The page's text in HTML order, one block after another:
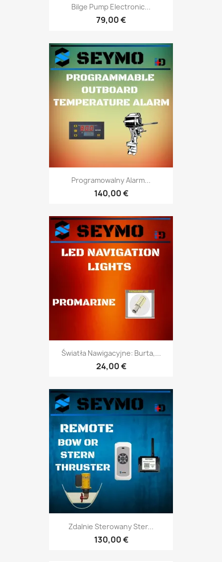
Bilge Pump Electronic...
79,00 €
Programowalny Alarm...
140,00 €
Światła Nawigacyjne: Burta,...
24,00 €
Zdalnie Sterowany Ster...
130,00 €